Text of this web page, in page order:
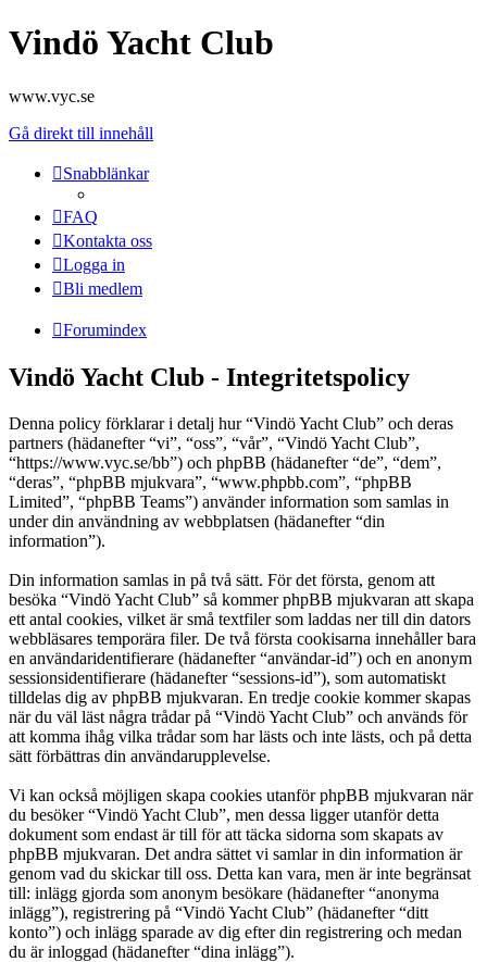
Vindö Yacht Club
www.vyc.se
Gå direkt till innehåll
Snabblänkar
FAQ
Kontakta oss
Logga in
Bli medlem
Forumindex
Vindö Yacht Club - Integritetspolicy
Denna policy förklarar i detalj hur “Vindö Yacht Club” och deras
partners (hädanefter “vi”, “oss”, “vår”, “Vindö Yacht Club”,
“https://www.vyc.se/bb”) och phpBB (hädanefter “de”, “dem”,
“deras”, “phpBB mjukvara”, “www.phpbb.com”, “phpBB
Limited”, “phpBB Teams”) använder information som samlas in
under din användning av webbplatsen (hädanefter “din
information”).
Din information samlas in på två sätt. För det första, genom att
besöka “Vindö Yacht Club” så kommer phpBB mjukvaran att skapa
ett antal cookies, vilket är små textfiler som laddas ner till din dators
webbläsares temporära filer. De två första cookisarna innehåller bara
en användaridentifierare (hädanefter “användar-id”) och en anonym
sessionsidentifierare (hädanefter “sessions-id”), som automatiskt
tilldelas dig av phpBB mjukvaran. En tredje cookie kommer skapas
när du väl läst några trådar på “Vindö Yacht Club” och används för
att komma ihåg vilka trådar som har lästs och inte lästs, och på detta
sätt förbättras din användarupplevelse.
Vi kan också möjligen skapa cookies utanför phpBB mjukvaran när
du besöker “Vindö Yacht Club”, men dessa ligger utanför detta
dokument som endast är till för att täcka sidorna som skapats av
phpBB mjukvaran. Det andra sättet vi samlar in din information är
genom vad du skickar till oss. Detta kan vara, men är inte begränsat
till: inlägg gjorda som anonym besökare (hädanefter “anonyma
inlägg”), registrering på “Vindö Yacht Club” (hädanefter “ditt
konto”) och inlägg sparade av dig efter din registrering och medan
du är inloggad (hädanefter “dina inlägg”).